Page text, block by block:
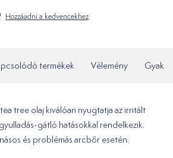
Hozzáadni a kedvencekhez
termékek Vélemény
tree olaj kiválóan nyugtatja az irritált
gátló hatásokkal rendelkezik.
és problémás arcbőr esetén.